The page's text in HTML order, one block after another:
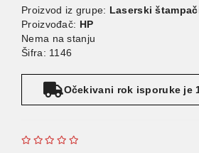
Proizvod iz grupe: Laserski
Proizvođač: HP
Nema na stanju
Šifra: 1146
Očekivani rok isporuke je